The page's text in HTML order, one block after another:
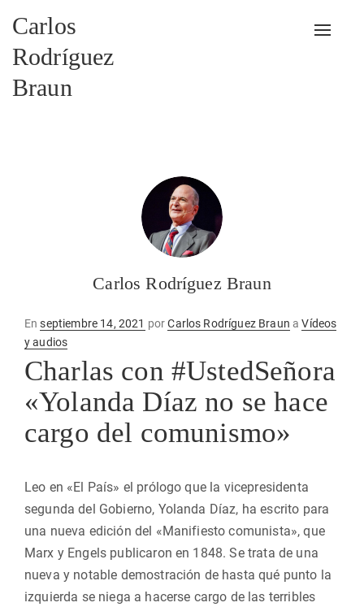
Carlos
Rodríguez
Braun
Carlos Rodríguez Braun
EnPublicado
en
septiembre 14, 2021 porCarlos Rodríguez Braun aVídeos
y audios
Charlas con #UstedSeñora
«Yolanda Díaz no se hace
cargo del comunismo»
Leo en «El País» el prólogo que la vicepresidenta
segunda del Gobierno, Yolanda Díaz, ha escrito para
una nueva edición del «Manifiesto comunista», que
Marx y Engels publicaron en 1848. Se trata de una
nueva y notable demostración de hasta qué punto la
izquierda se niega a hacerse cargo de las terribles